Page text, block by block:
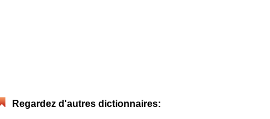
Regardez d'autres dictionnaires: